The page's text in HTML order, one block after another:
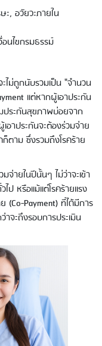
ะ, อวัยวะภายใน
อนไขกรมธรรม์
ไม่ถูกนับรวมเป็น "จำนวน
แต่หากผู้เอาประกัน
ประกันสุขภาพบ่อยจาก
อาประกันจะต้องร่วมจ่าย
ก็ตาม ซึ่งรวมถึงโรคร้าย
ายในปีนั้นๆ ไม่ว่าจะเข้า
ป หรือแม้แต่โรคร้ายแรง
(Co-Payment) ที่ได้มีการ
จะถึงรอบการประเมิน